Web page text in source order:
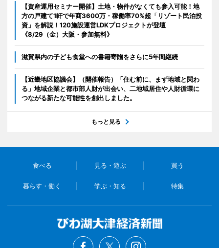
【資産運用セミナー開催】土地・物件がなくても参入可能！地
方の戸建て1軒で年商3600万・稼働率70%超「リゾート民泊投
資」を解説！120施設運営LDKプロジェクトが登壇
《8/29（金）大阪・参加無料》
滋賀県内の子ども食堂への書籍寄贈をさらに5年間継続
【近畿地区協議会】（開催報告）「住む前に、まず地域と関わ
る」地域企業と都市部人財が出会い、二地域居住や人財循環に
つながる新たな可能性を創出しました。
もっと見る
食べる 見る・遊ぶ 買う
暮らす・働く 学ぶ・知る 特集